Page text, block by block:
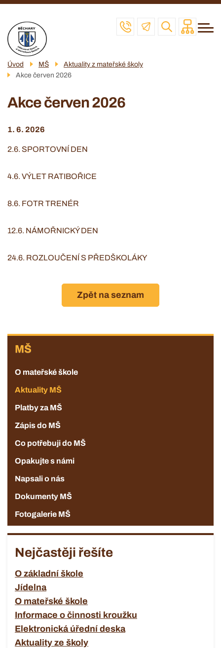
Přejít
hlavnímu
obsahu
Menu
navigace
MŠ
ŠD
ŠJ
KONTAKT
MŠ
O mateřské škole
Aktuality MŠ
Platby za MŠ
Zápis do MŠ
Co potřebuji do MŠ
Opakujte s námi
Napsali o nás
Dokumenty MŠ
Fotogalerie MŠ
Nejčastěji řešíte
O základní škole
Jídelna
O mateřské škole
Informace o činnosti kroužku
Elektronická úřední deska
Aktuality ze školy
Úvod MŠ
Aktuality z mateřské školy
Akce červen 2026
Akce červen 2026
1. 6. 2026
2.6. SPORTOVNÍ DEN
4.6. VÝLET RATIBOŘICE
8.6. FOTR TRENÉR
12.6. NÁMOŘNICKÝ DEN
24.6. ROZLOUČENÍ S PŘEDŠKOLÁKY
Zpět na seznam